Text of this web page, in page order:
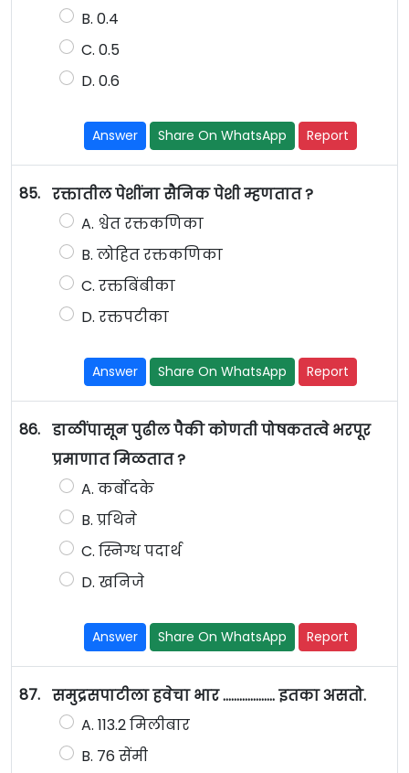
B. 0.4
C. 0.5
D. 0.6
Answer Share On WhatsApp Report
85. रक्तातील पेशींना सैनिक पेशी म्हणतात ?
A. श्वेत रक्तकणिका
B. लोहित रक्तकणिका
C. रक्तबिंबीका
D. रक्तपटीका
Answer Share On WhatsApp Report
86. डाळींपासून पुढील पैकी कोणती पोषकतत्वे भरपूर
प्रमाणात मिळतात ?
A. कर्बोदके
B. प्रथिने
C. स्निग्ध पदार्थ
D. खनिजे
Answer Share On WhatsApp Report
87. समुद्रसपाटीला हवेचा भार ................... इतका असतो.
A. 113.2 मिलीबार
B. 76 सेंमी